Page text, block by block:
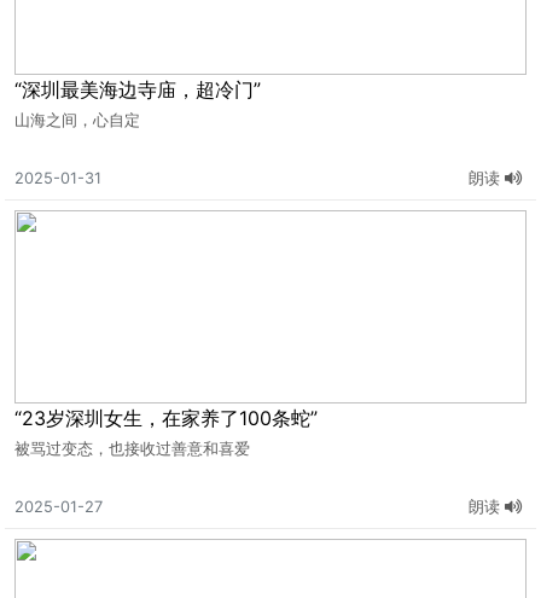
“深圳最美海边寺庙，超冷门”
山海之间，心自定
2025-01-31 朗读
“23岁深圳女生，在家养了100条蛇”
被骂过变态，也接收过善意和喜爱
2025-01-27 朗读